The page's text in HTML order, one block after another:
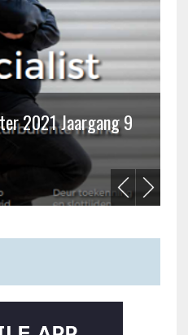
2021 Jaargang 9